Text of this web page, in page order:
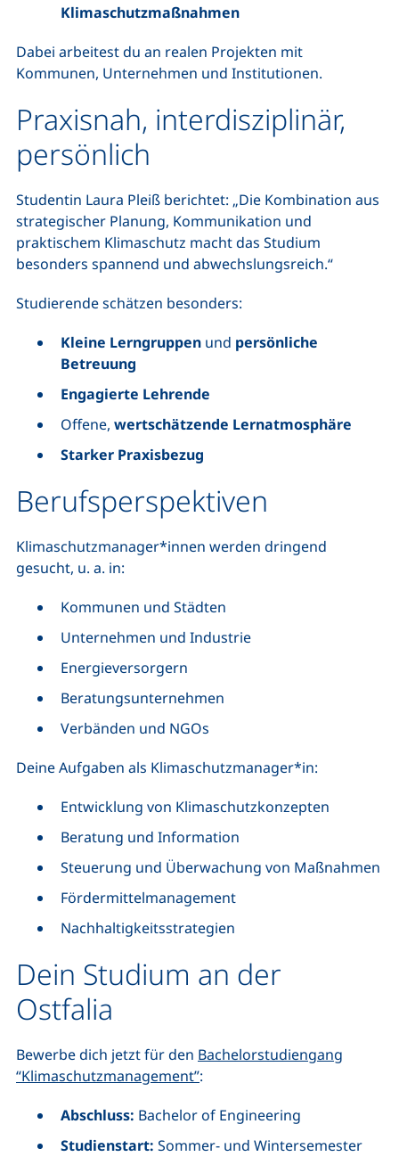
Klimaschutzmaßnahmen
Dabei arbeitest du an realen Projekten mit
Kommunen, Unternehmen und Institutionen.
Praxisnah, interdisziplinär,
persönlich
Studentin Laura Pleiß berichtet: „Die Kombination aus
strategischer Planung, Kommunikation und
praktischem Klimaschutz macht das Studium
besonders spannend und abwechslungsreich.“
Studierende schätzen besonders:
Kleine Lerngruppen und persönliche
Betreuung
Engagierte Lehrende
Offene, wertschätzende Lernatmosphäre
Starker Praxisbezug
Berufsperspektiven
Klimaschutzmanager*innen werden dringend
gesucht, u. a. in:
Kommunen und Städten
Unternehmen und Industrie
Energieversorgern
Beratungsunternehmen
Verbänden und NGOs
Deine Aufgaben als Klimaschutzmanager*in:
Entwicklung von Klimaschutzkonzepten
Beratung und Information
Steuerung und Überwachung von Maßnahmen
Fördermittelmanagement
Nachhaltigkeitsstrategien
Dein Studium an der
Ostfalia
Bewerbe dich jetzt für den Bachelorstudiengang
“Klimaschutzmanagement”:
Abschluss: Bachelor of Engineering
Studienstart: Sommer- und Wintersemester